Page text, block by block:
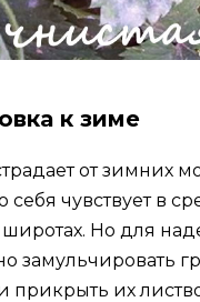
к зиме
от зимних
себя чувствует в
Но для
замульчировать
прикрыть их